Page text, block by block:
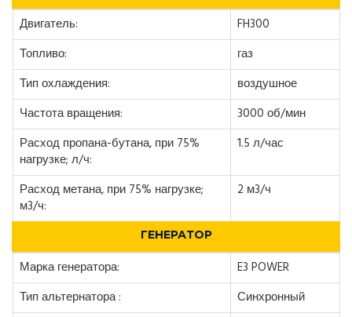
Двигатель:
FH300
Топливо:
газ
Тип охлаждения:
воздушное
Частота вращения:
3000 об/мин
Расход пропана-бутана, при 75%
нагрузке; л/ч:
1.5 л/час
Расход метана, при 75% нагрузке;
м3/ч:
2 м3/ч
ГЕНЕРАТОР
Марка генератора:
E3 POWER
Тип альтернатора :
Синхронный